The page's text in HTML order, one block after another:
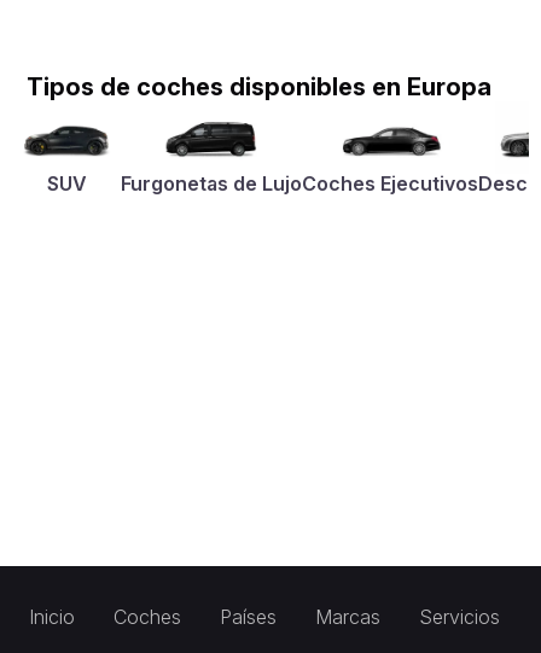
Tipos de coches disponibles en Europa
SUV Furgonetas de LujoCoches Ejecutivos
Inicio Coches Países Marcas Servicios